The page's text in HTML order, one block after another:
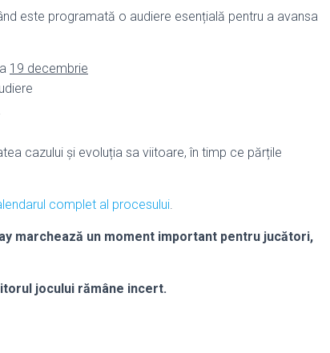
este programată o audiere esențială pentru a avansa
19 decembrie
cazului și evoluția sa viitoare, în timp ce părțile
complet al procesului.
marchează un moment important pentru jucători,
jocului rămâne incert.